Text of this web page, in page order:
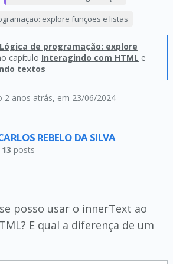
2 anos atrás, em 23/06/2024
explore funções e listas
Lógica de programação: explore
capítulo Interagindo com HTML e
textos
REBELO DA SILVA
13 posts
posso usar o innerText ao
E qual a diferença de um